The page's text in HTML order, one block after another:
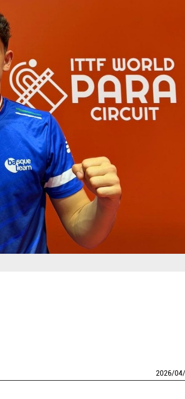
2026/04/